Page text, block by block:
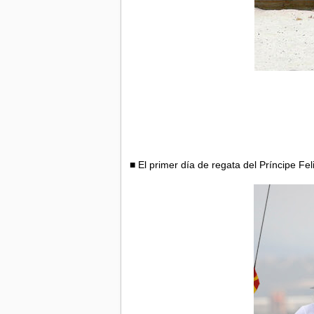
■ El primer día de regata del Príncipe